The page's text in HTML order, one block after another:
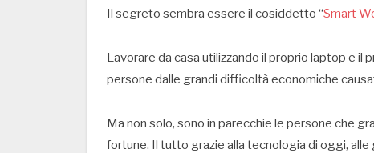
Il segreto sembra essere il cosiddetto “Smart
Lavorare da casa utilizzando il proprio laptop e
persone dalle grandi difficoltà economiche
Ma non solo, sono in parecchie le persone che
fortune. Il tutto grazie alla tecnologia di oggi, alle